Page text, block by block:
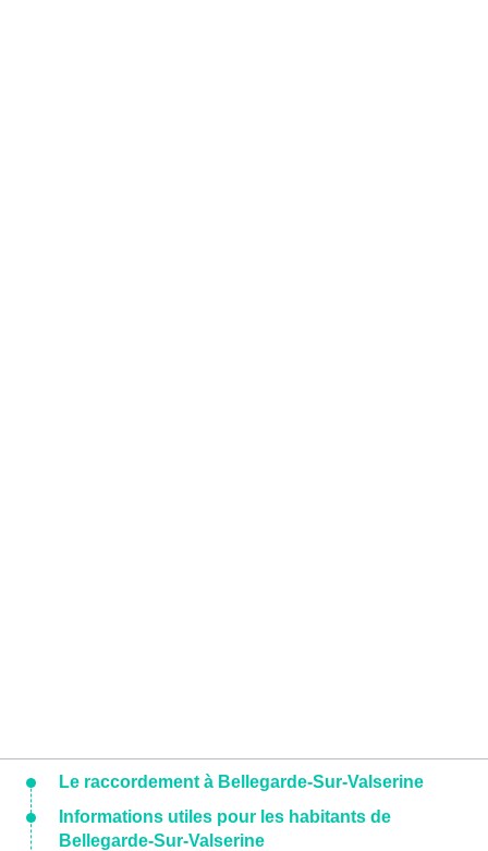
Le raccordement à Bellegarde-Sur-Valserine
Informations utiles pour les habitants de
Bellegarde-Sur-Valserine